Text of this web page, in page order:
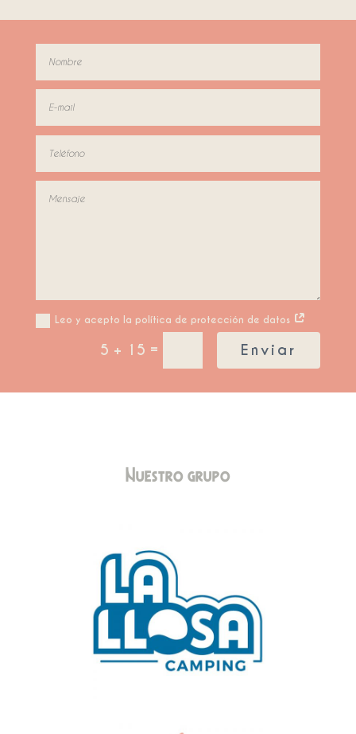
Leo y acepto la política de protección de datos
5 + 15 = Enviar
Nuestro grupo